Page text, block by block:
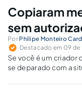
Copiaram
sem
Por Philipe Monteiro
Destacado em 09 de
Se você é um criador
se deparado com a
autorização ou